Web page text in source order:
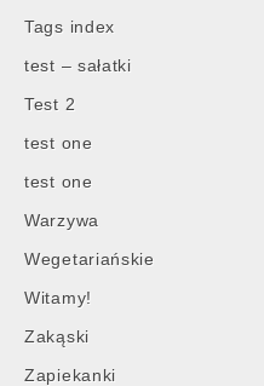
Tags index
test – sałatki
Test 2
test one
test one
Warzywa
Wegetariańskie
Witamy!
Zakąski
Zapiekanki